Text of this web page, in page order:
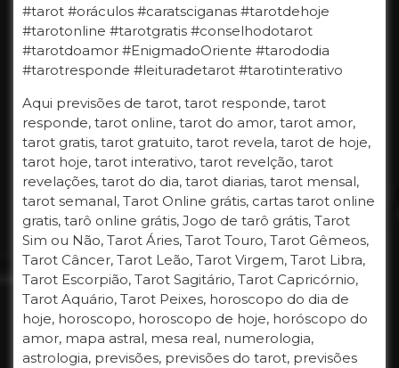
#tarot #oráculos #caratsciganas #tarotdehoje
#tarotonline #tarotgratis #conselhodotarot
#tarotdoamor #EnigmadoOriente #tarododia
#tarotresponde #leituradetarot #tarotinterativo
Aqui previsões de tarot, tarot responde, tarot
responde, tarot online, tarot do amor, tarot amor,
tarot gratis, tarot gratuito, tarot revela, tarot de hoje,
tarot hoje, tarot interativo, tarot revelção, tarot
revelações, tarot do dia, tarot diarias, tarot mensal,
tarot semanal, Tarot Online grátis, cartas tarot online
gratis, tarô online grátis, Jogo de tarô grátis, Tarot
Sim ou Não, Tarot Áries, Tarot Touro, Tarot Gêmeos,
Tarot Câncer, Tarot Leão, Tarot Virgem, Tarot Libra,
Tarot Escorpião, Tarot Sagitário, Tarot Capricórnio,
Tarot Aquário, Tarot Peixes, horoscopo do dia de
hoje, horoscopo, horoscopo de hoje, horóscopo do
amor, mapa astral, mesa real, numerologia,
astrologia, previsões, previsões do tarot, previsões